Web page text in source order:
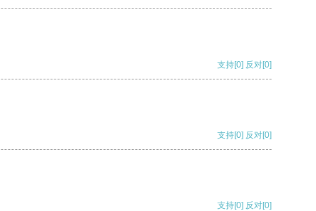
支持[0] 反对[0]
支持[0] 反对[0]
支持[0] 反对[0]